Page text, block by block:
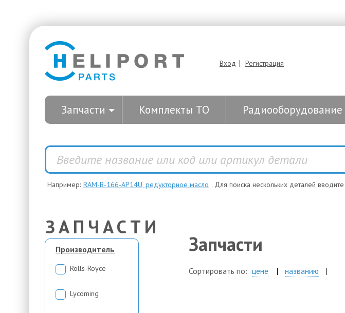
Вход | Регистрация
Запчасти Комплекты ТО Радиооборудование
Например: RAM-B-166-AP14U, редукторное масло . Для поиска нескольких деталей
ЗАПЧАСТИ
Производитель
Rolls-Royce
Lycoming
Запчасти
Сортировать по: цене названию